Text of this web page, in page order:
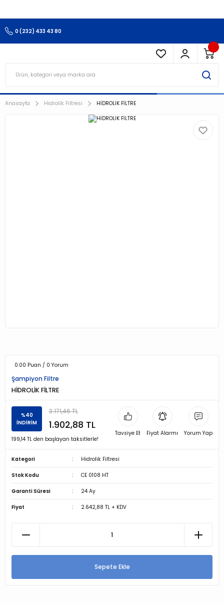
0 (232) 433 43 80
Anasayfa Hidrolik Filtresi HİDROLİK FİLTRE
0.00 Puan / 0 Yorum
Şampiyon Filtre
HİDROLİK FİLTRE
%40
İNDİRİM
3.171,46 TL
1.902,88 TL
199,14 TL den başlayan taksitlerle!
Tavsiye Et Fiyat Alarmı Yorum Yap
Kategori Hidrolik Filtresi
Stok Kodu CE 0108 HT
Garanti Süresi 24 Ay
Fiyat 2.642,88 TL + KDV
Sepete Ekle